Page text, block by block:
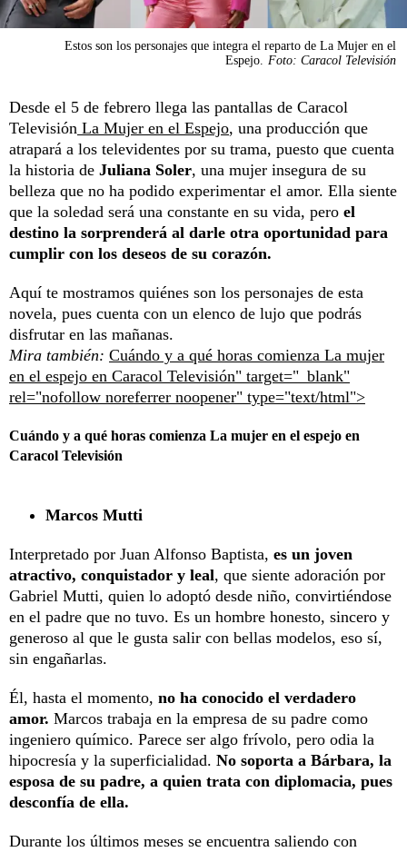
Estos son los personajes que integra el reparto de La Mujer en el
Espejo.
Foto: Caracol Televisión
Desde el 5 de febrero llega las pantallas de Caracol
Televisión La Mujer en el Espejo, una producción que
atrapará a los televidentes por su trama, puesto que cuenta
la historia de Juliana Soler, una mujer insegura de su
belleza que no ha podido experimentar el amor. Ella siente
que la soledad será una constante en su vida, pero el
destino la sorprenderá al darle otra oportunidad para
cumplir con los deseos de su corazón.
Aquí te mostramos quiénes son los personajes de esta
novela, pues cuenta con un elenco de lujo que podrás
disfrutar en las mañanas.
Mira también: Cuándo y a qué horas comienza La mujer
en el espejo en Caracol Televisión" target="_blank"
rel="nofollow noreferrer noopener" type="text/html">
Cuándo y a qué horas comienza La mujer en el espejo en
Caracol Televisión
Marcos Mutti
Interpretado por Juan Alfonso Baptista, es un joven
atractivo, conquistador y leal, que siente adoración por
Gabriel Mutti, quien lo adoptó desde niño, convirtiéndose
en el padre que no tuvo. Es un hombre honesto, sincero y
generoso al que le gusta salir con bellas modelos, eso sí,
sin engañarlas.
Él, hasta el momento, no ha conocido el verdadero
amor. Marcos trabaja en la empresa de su padre como
ingeniero químico. Parece ser algo frívolo, pero odia la
hipocresía y la superficialidad. No soporta a Bárbara, la
esposa de su padre, a quien trata con diplomacia, pues
desconfía de ella.
Durante los últimos meses se encuentra saliendo con